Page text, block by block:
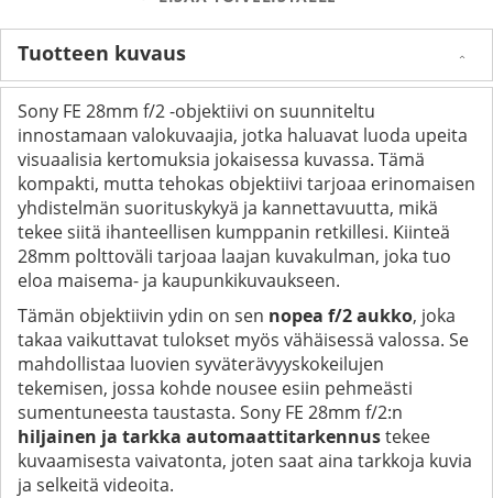
Tuotteen kuvaus
Sony FE 28mm f/2 -objektiivi on suunniteltu
innostamaan valokuvaajia, jotka haluavat luoda upeita
visuaalisia kertomuksia jokaisessa kuvassa. Tämä
kompakti, mutta tehokas objektiivi tarjoaa erinomaisen
yhdistelmän suorituskykyä ja kannettavuutta, mikä
tekee siitä ihanteellisen kumppanin retkillesi. Kiinteä
28mm polttoväli tarjoaa laajan kuvakulman, joka tuo
eloa maisema- ja kaupunkikuvaukseen.
Tämän objektiivin ydin on sen nopea f/2 aukko, joka
takaa vaikuttavat tulokset myös vähäisessä valossa. Se
mahdollistaa luovien syväterävyyskokeilujen
tekemisen, jossa kohde nousee esiin pehmeästi
sumentuneesta taustasta. Sony FE 28mm f/2:n
hiljainen ja tarkka automaattitarkennustekee
kuvaamisesta vaivatonta, joten saat aina tarkkoja kuvia
ja selkeitä videoita.